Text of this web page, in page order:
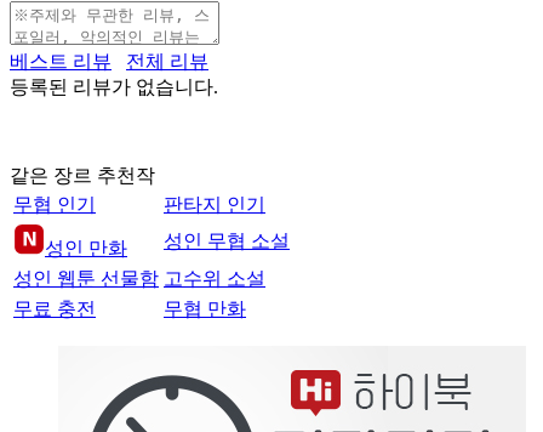
베스트 리뷰
전체 리뷰
등록된 리뷰가 없습니다.
같은 장르 추천작
무협 인기
판타지 인기
성인 만화
성인 무협 소설
성인 웹툰 선물함 고수위 소설
무료 충전
무협 만화